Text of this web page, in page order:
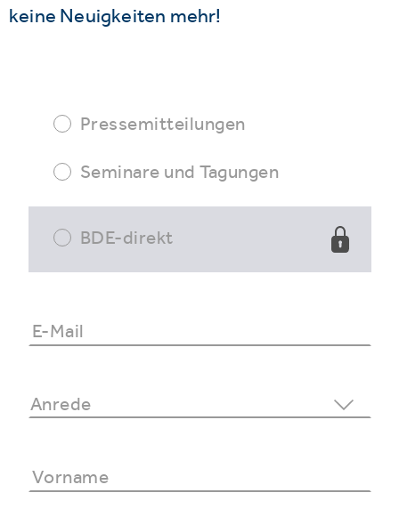
keine Neuigkeiten mehr!
Pressemitteilungen
Seminare und Tagungen
BDE-direkt